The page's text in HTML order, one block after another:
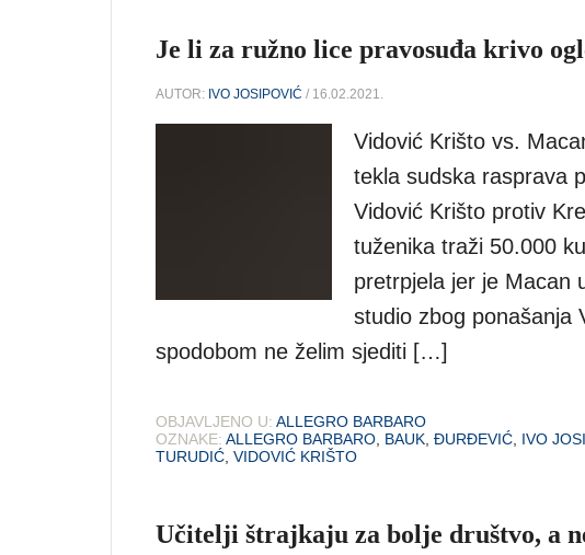
Je li za ružno lice pravosuđa krivo
AUTOR: IVO JOSIPOVIĆ / 16.02.2021.
Vidović Krišto vs.
tekla sudska rasprava
Vidović Krišto protiv
tuženika traži 50.000
pretrpjela jer je Macan
studio zbog ponašanja
spodobom ne želim sjediti […]
OBJAVLJENO U: ALLEGRO BARBARO
OZNAKE: ALLEGRO BARBARO BAUK ĐURĐEVIĆ IVO
TURUDIĆ VIDOVIĆ KRIŠTO
Učitelji štrajkaju za bolje društvo, a